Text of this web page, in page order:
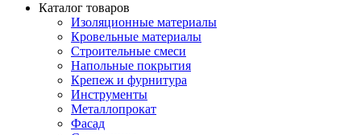
Каталог товаров
Изоляционные материалы
Кровельные материалы
Строительные смеси
Напольные покрытия
Крепеж и фурнитура
Инструменты
Металлопрокат
Фасад